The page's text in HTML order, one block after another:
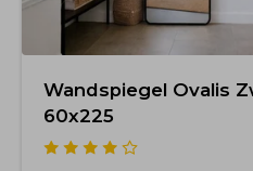
Wandspiegel Ovalis
60x225